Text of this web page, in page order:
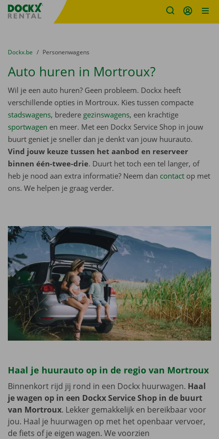
Fratello DEMO
U bevindt zich hier:
van
Dockx.be naar
Personenwagens
Auto huren in Mortroux?
Wil je een auto huren? Geen probleem. Dockx heeft
verschillende opties in Mortroux. Kies tussen compacte
stadswagens, bredere gezinswagens, een krachtige
sportwagen en meer. Met een Dockx Service Shop in jouw
buurt geniet je sneller dan je denkt van jouw huurauto.
Vind jouw keuze tussen het aanbod en reserveer
binnen één-twee-drie. Duurt het toch een tel langer, of
heb je nood aan extra informatie? Neem dan contact op met
ons. We helpen je graag verder.
Haal je huurauto op in de regio van Mortroux
Binnenkort rijd jij rond in een Dockx huurwagen. Haal
je wagen op in een Dockx Service Shop in de buurt
van Mortroux. Lekker gemakkelijk en bereikbaar voor
jou. Haal je huurwagen op met het openbaar vervoer,
de fiets of je eigen wagen. We voorzien